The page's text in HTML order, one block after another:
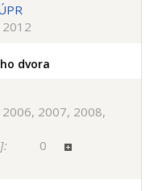
2012
dvora
2006, 2007, 2008,
0